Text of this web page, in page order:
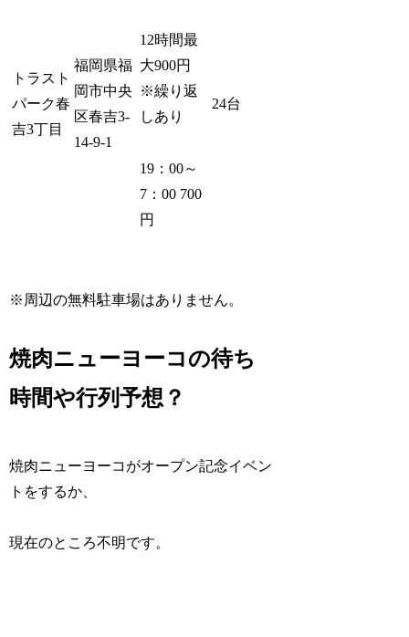
トラスト
パーク春
吉3丁目
福岡県福
岡市中央
区春吉3-
14-9-1
12時間最
大900円
※繰り返
しあり
19：00～
7：00 700
円
24台
※周辺の無料駐車場はありません。
焼肉ニューヨーコの待ち
時間や行列予想？
焼肉ニューヨーコがオープン記念イベン
トをするか、
現在のところ不明です。